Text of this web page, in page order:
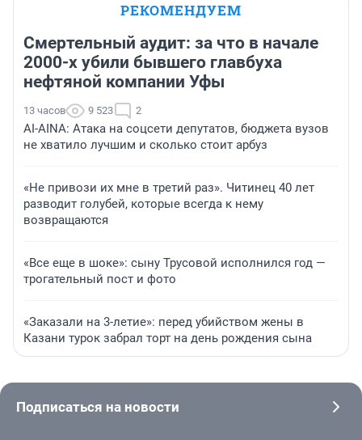
РЕКОМЕНДУЕМ
Смертельный аудит: за что в начале
2000-х убили бывшего главбуха
нефтяной компании Уфы
13 часов 9 523 2
AI-AINA: Атака на соцсети депутатов, бюджета вузов
не хватило лучшим и сколько стоит арбуз
«Не привози их мне в третий раз». Читинец 40 лет
разводит голубей, которые всегда к нему
возвращаются
«Все еще в шоке»: сыну Трусовой исполнился год —
трогательный пост и фото
«Заказали на 3-летие»: перед убийством жены в
Казани турок забрал торт на день рождения сына
Подписаться на новости